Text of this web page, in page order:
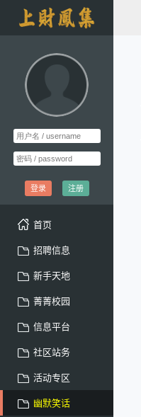
登录 注册
首页
招聘信息
新手天地
菁菁校园
信息平台
社区站务
活动专区
幽默笑话